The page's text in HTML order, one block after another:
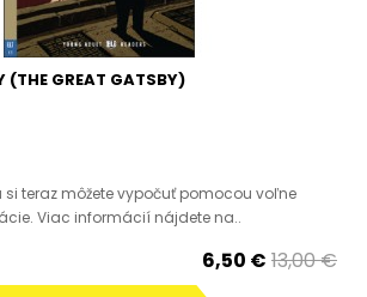
(THE GREAT GATSBY)
teraz môžete vypočuť pomocou voľne
Viac informácií nájdete na..
6,50 € 13,00 €